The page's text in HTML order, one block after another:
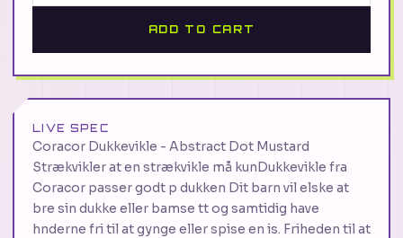
ADD TO CART
LIVE SPEC
Coracor Dukkevikle - Abstract Dot Mustard
Strækvikler at en strækvikle må kunDukkevikle fra
Coracor passer godt p dukken Dit barn vil elske at
bre sin dukke eller bamse tt og samtidig have
hnderne fri til at gynge eller spise en is. Friheden til at